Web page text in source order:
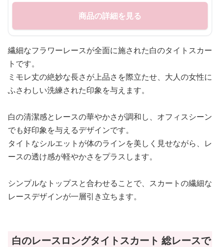
商品の詳細を見る
繊細なフラワーレースが全面に施された白のタイトスカー
トです。
ミモレ丈の絶妙な長さが上品さを際立たせ、大人の女性に
ふさわしい洗練された印象を与えます。
白の清潔感とレースの華やかさが調和し、オフィスシーン
でも好印象を与えるデザインです。
タイトなシルエットが体のラインを美しく見せながら、レ
ースの透け感が軽やかさをプラスします。
シンプルなトップスと合わせることで、スカートの繊細な
レースデザインが一層引き立ちます。
白のレースロングタイトスカート 総レースで